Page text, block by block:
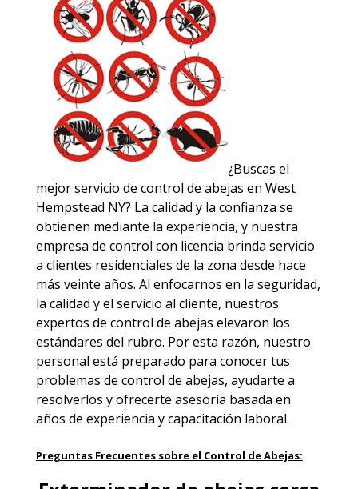
¿Buscas el
mejor servicio de control de abejas en West
Hempstead NY? La calidad y la confianza se
obtienen mediante la experiencia, y nuestra
empresa de control con licencia brinda servicio
a clientes residenciales de la zona desde hace
más veinte años. Al enfocarnos en la seguridad,
la calidad y el servicio al cliente, nuestros
expertos de control de abejas elevaron los
estándares del rubro. Por esta razón, nuestro
personal está preparado para conocer tus
problemas de control de abejas, ayudarte a
resolverlos y ofrecerte asesoría basada en
años de experiencia y capacitación laboral.
Preguntas Frecuentes sobre el Control de Abejas: